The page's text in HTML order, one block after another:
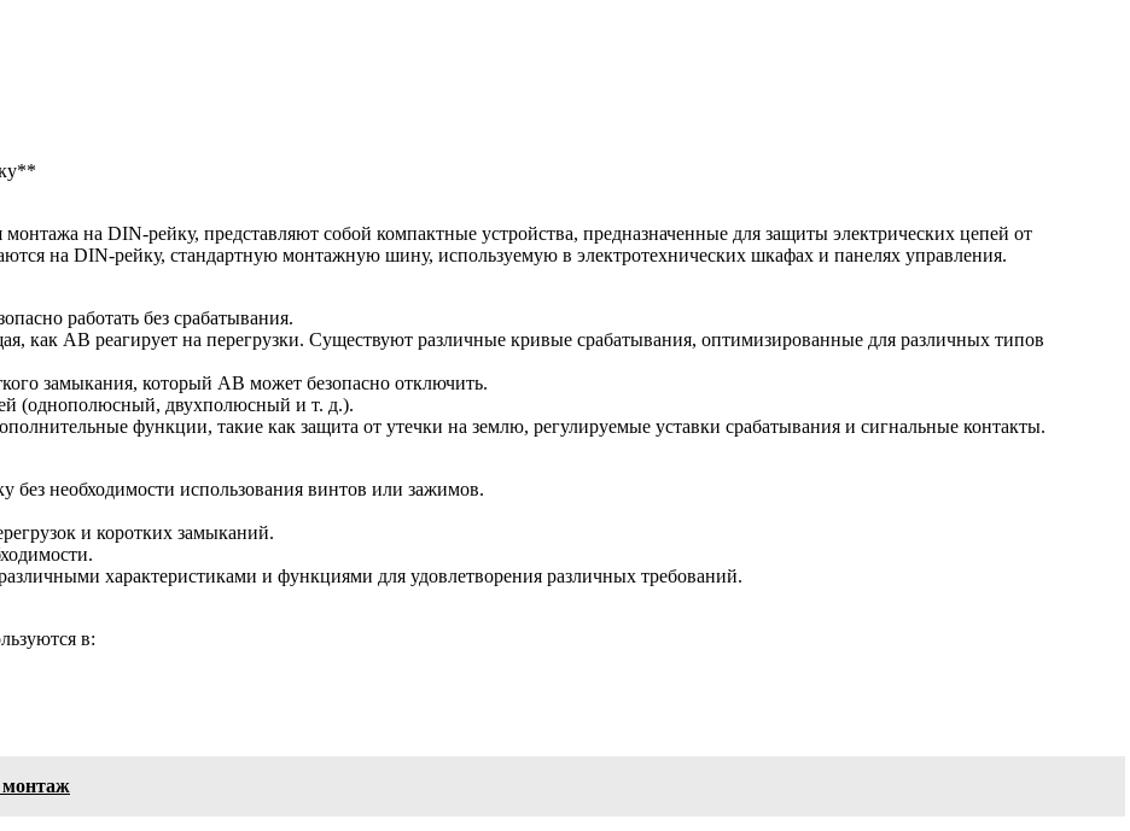
на DIN-рейку, представляют собой компактные устройства, предназначенные для защиты электрических цепей от
на DIN-рейку, стандартную монтажную шину, используемую в электротехнических шкафах и панелях управления.
работать без срабатывания.
как АВ реагирует на перегрузки. Существуют различные кривые срабатывания, оптимизированные для различных типов
замыкания, который АВ может безопасно отключить.
(однополюсный, двухполюсный и т. д.).
функции, такие как защита от утечки на землю, регулируемые уставки срабатывания и сигнальные контакты.
необходимости использования винтов или зажимов.
и коротких замыканий.
характеристиками и функциями для удовлетворения различных требований.
в:
монтаж